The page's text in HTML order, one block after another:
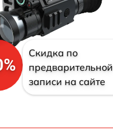
Скидка по
предварительной
записи на сайте